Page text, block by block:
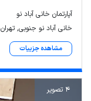
آپارتمان خانی آباد نو
خانی آباد نو جنوبی, تهران
مشاهده جزییات
4 تصویر